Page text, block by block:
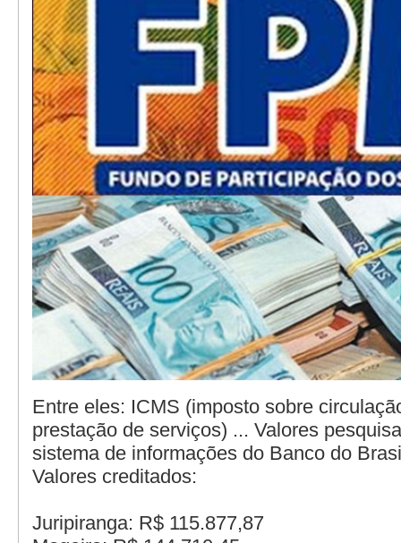
Entre eles: ICMS (imposto sobre
prestação de serviços) ... Valores
sistema de informações do Banco do
Valores creditados:
Juripiranga: R$ 115.877,87